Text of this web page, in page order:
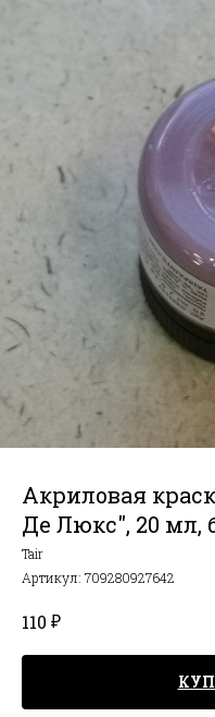
Акриловая
Де Люкс", 20 мл,
Tair
Артикул: 709280927642
110 ₽